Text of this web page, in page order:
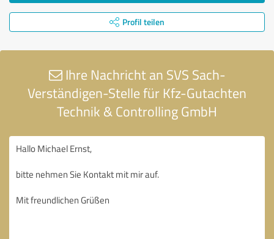
Profil teilen
Ihre Nachricht an SVS Sach-
Verständigen-Stelle für Kfz-Gutachten
Technik & Controlling GmbH